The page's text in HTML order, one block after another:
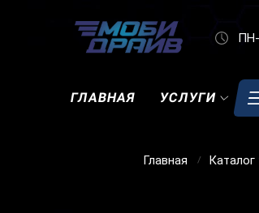
ГЛАВНАЯ УСЛУГИ
Главная Каталог